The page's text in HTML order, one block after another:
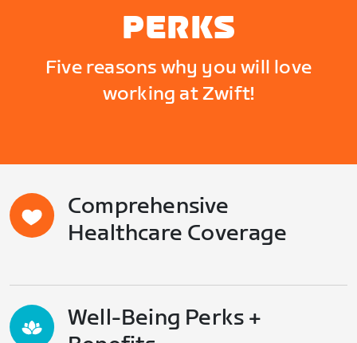
PERKS
Five reasons why you will love
working at Zwift!
Comprehensive
Healthcare Coverage
Well-Being Perks +